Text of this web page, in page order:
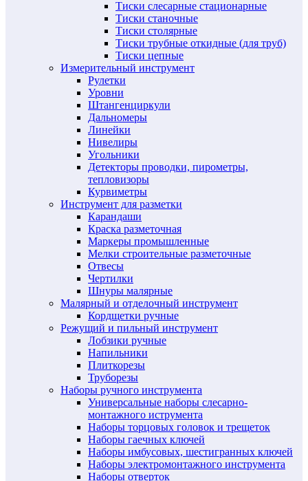
Тиски слесарные стационарные
Тиски станочные
Тиски столярные
Тиски трубные откидные (для труб)
Тиски цепные
Измерительный инструмент
Рулетки
Уровни
Штангенциркули
Дальномеры
Линейки
Нивелиры
Угольники
Детекторы проводки, пирометры,
тепловизоры
Курвиметры
Инструмент для разметки
Карандаши
Краска разметочная
Маркеры промышленные
Мелки строительные разметочные
Отвесы
Чертилки
Шнуры малярные
Малярный и отделочный инструмент
Кордщетки ручные
Режущий и пильный инструмент
Лобзики ручные
Напильники
Плиткорезы
Труборезы
Наборы ручного инструмента
Универсальные наборы слесарно-
монтажного иструмента
Наборы торцовых головок и трещеток
Наборы гаечных ключей
Наборы имбусовых, шестигранных ключей
Наборы электромонтажного инструмента
Наборы отверток